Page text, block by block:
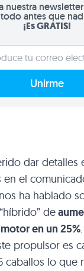
nuestra
todo antes que
¡Es GRATIS!
Unirme
dar detalles
en el
ha hablado
de
en un 25%
propulsor es
caballos lo que